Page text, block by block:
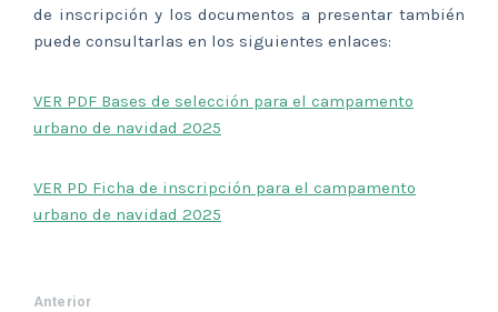
de inscripción y los documentos a presentar también
puede consultarlas en los siguientes enlaces:
VER PDF Bases de selección para el campamento
urbano de navidad 2025
VER PD Ficha de inscripción para el campamento
urbano de navidad 2025
Anterior